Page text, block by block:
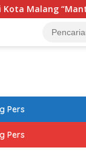
147 Pasang
Pers
Pers